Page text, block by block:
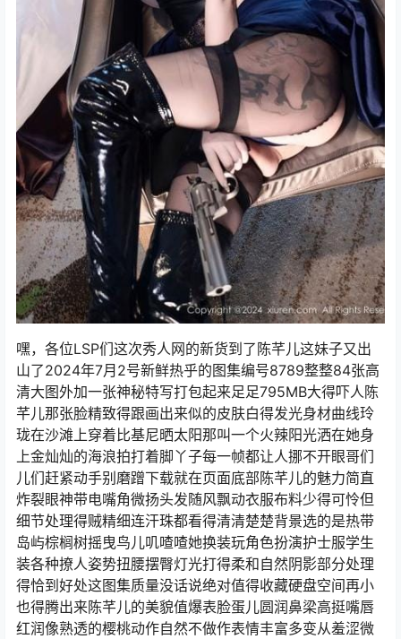
嘿，各位LSP们这次秀人网的新货到了陈芊儿这妹子又出
山了2024年7月2号新鲜热乎的图集编号8789整整84张高
清大图外加一张神秘特写打包起来足足795MB大得吓人陈
芊儿那张脸精致得跟画出来似的皮肤白得发光身材曲线玲
珑在沙滩上穿着比基尼晒太阳那叫一个火辣阳光洒在她身
上金灿灿的海浪拍打着脚丫子每一帧都让人挪不开眼哥们
儿们赶紧动手别磨蹭下载就在页面底部陈芊儿的魅力简直
炸裂眼神带电嘴角微扬头发随风飘动衣服布料少得可怜但
细节处理得贼精细连汗珠都看得清清楚楚背景选的是热带
岛屿棕榈树摇曳鸟儿叽喳喳她换装玩角色扮演护士服学生
装各种撩人姿势扭腰摆臀灯光打得柔和自然阴影部分处理
得恰到好处这图集质量没话说绝对值得收藏硬盘空间再小
也得腾出来陈芊儿的美貌值爆表脸蛋儿圆润鼻梁高挺嘴唇
红润像熟透的樱桃动作自然不做作表情丰富多变从羞涩微